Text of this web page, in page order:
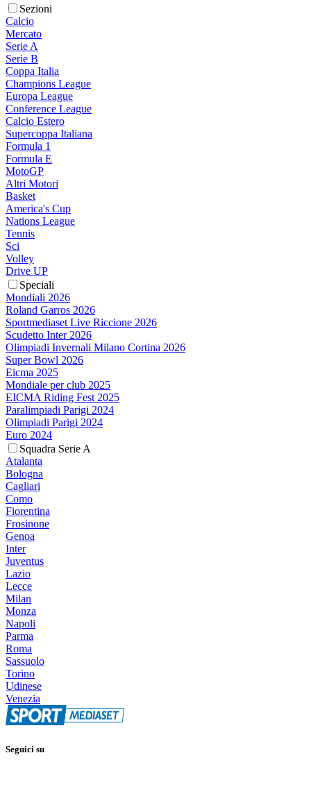
Sezioni
Calcio
Mercato
Serie A
Serie B
Coppa Italia
Champions League
Europa League
Conference League
Calcio Estero
Supercoppa Italiana
Formula 1
Formula E
MotoGP
Altri Motori
Basket
America's Cup
Nations League
Tennis
Sci
Volley
Drive UP
Speciali
Mondiali 2026
Roland Garros 2026
Sportmediaset Live Riccione 2026
Scudetto Inter 2026
Olimpiadi Invernali Milano Cortina 2026
Super Bowl 2026
Eicma 2025
Mondiale per club 2025
EICMA Riding Fest 2025
Paralimpiadi Parigi 2024
Olimpiadi Parigi 2024
Euro 2024
Squadra Serie A
Atalanta
Bologna
Cagliari
Como
Fiorentina
Frosinone
Genoa
Inter
Juventus
Lazio
Lecce
Milan
Monza
Napoli
Parma
Roma
Sassuolo
Torino
Udinese
Venezia
Seguici su